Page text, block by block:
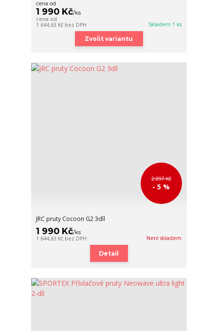
cena od
1 990 Kč/ks
cena od
1 644,63 Kč bez DPH Skladem 1 ks
Zvolit variantu
2 097 Kč
- 5 %
JRC pruty Cocoon G2 3díl
1 990 Kč/ks
1 644,63 Kč bez DPH Není skladem
Detail